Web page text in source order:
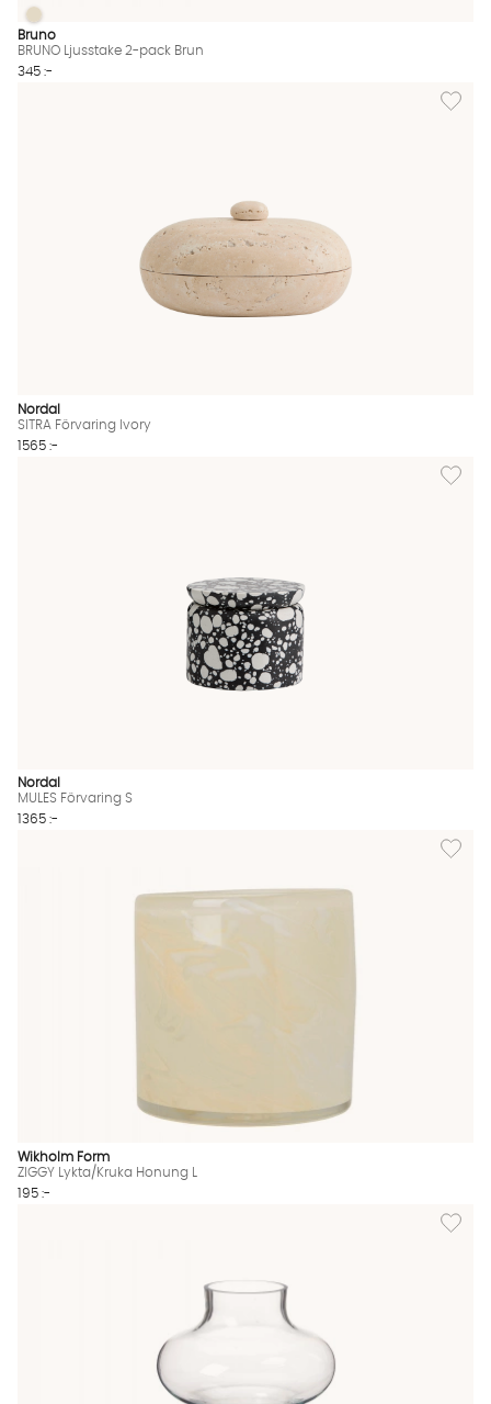
BRUNO Ljusstake 2-pack Brun Finns även i dessa färger:
BRUNO Ljusstake 2-pack Brun
Bruno
BRUNO Ljusstake 2-pack Brun
345 :-
Lägg
Nordal
SITRA Förvaring Ivory
1565 :-
Lägg
Nordal
MULES Förvaring S
1365 :-
Lägg
Wikholm Form
ZIGGY Lykta/Kruka Honung L
195 :-
Lägg